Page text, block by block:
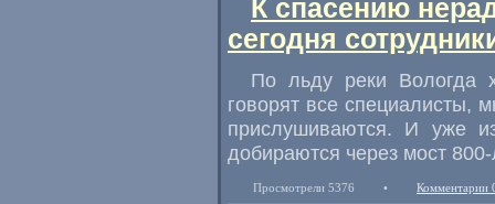
К спасению
сегодня
По льду реки Вологда
говорят все специалисты,
прислушиваются. И уже
добираются через мост
Просмотрели 5376 • Комментарии